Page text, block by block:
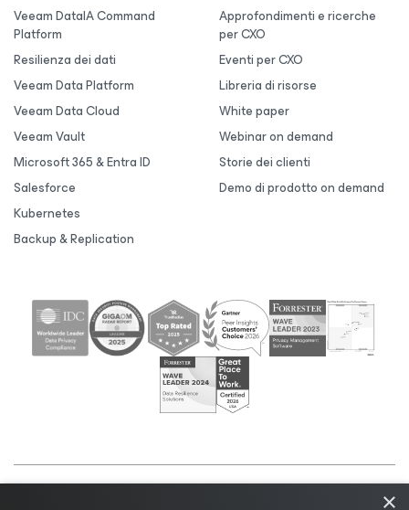
Veeam DataIA Command
Platform
Resilienza dei dati
Veeam Data Platform
Veeam Data Cloud
Veeam Vault
Microsoft 365 & Entra ID
Salesforce
Kubernetes
Backup & Replication
Approfondimenti e ricerche
per CXO
Eventi per CXO
Libreria di risorse
White paper
Webinar on demand
Storie dei clienti
Demo di prodotto on demand
×